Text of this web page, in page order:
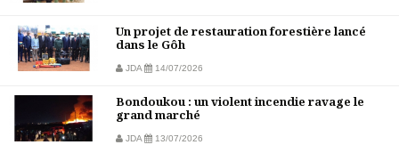
Un projet de restauration forestière lancé
dans le Gôh
JDA 14/07/2026
Bondoukou : un violent incendie ravage le
grand marché
JDA 13/07/2026